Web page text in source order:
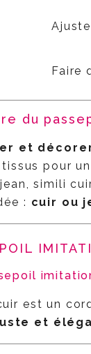
Faire
du
et
pour
simili
: cuir ou
est un
et